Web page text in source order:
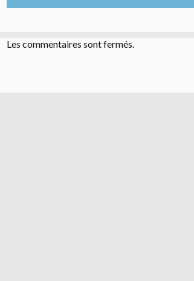
Les commentaires sont fermés.